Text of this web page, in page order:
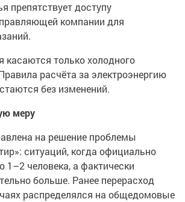
препятствует доступу
компании для
касаются только холодного
расчёта за электроэнергию
без изменений.
меру
на решение проблемы
ситуаций, когда официально
1–2 человека, а фактически
больше. Ранее перерасход
распределялся на общедомовые